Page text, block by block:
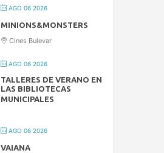
AGO 06 2026
MINIONS&MONSTERS
Cines Bulevar
AGO 06 2026
TALLERES DE VERANO EN
LAS BIBLIOTECAS
MUNICIPALES
AGO 06 2026
VAIANA